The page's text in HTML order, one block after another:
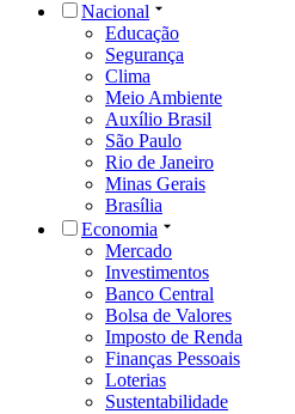
Nacional
Educação
Segurança
Clima
Meio Ambiente
Auxílio Brasil
São Paulo
Rio de Janeiro
Minas Gerais
Brasília
Economia
Mercado
Investimentos
Banco Central
Bolsa de Valores
Imposto de Renda
Finanças Pessoais
Loterias
Sustentabilidade